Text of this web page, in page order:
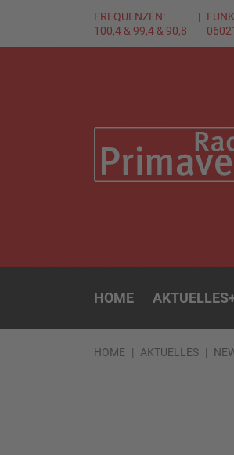
FREQUENZEN:
100,4 & 99,4 & 90,8
HOME AKTUELLES
HOME AKTUELLES